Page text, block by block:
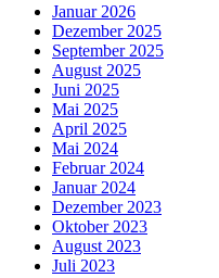
Januar 2026
Dezember 2025
September 2025
August 2025
Juni 2025
Mai 2025
April 2025
Mai 2024
Februar 2024
Januar 2024
Dezember 2023
Oktober 2023
August 2023
Juli 2023